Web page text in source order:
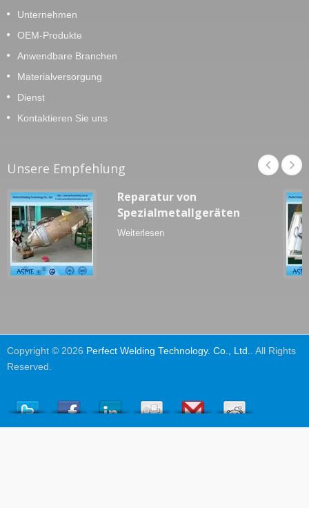
Unternehmen
OEM-Produkte
Anwendbare Branchen
Materialversorgung
Dienst
Kontaktieren Sie uns
Unsere Empfehlung
Reparatur von
Spezialmetallgeräten
Weiterlesen
Copyright © 2026 Perfect Welding Technology. Co., Ltd.
. All Rights
Reserved.